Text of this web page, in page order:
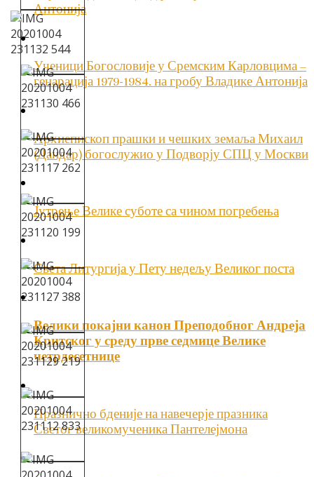
Антонија
Ученици Богословије у Сремским Карловцима –
генарација 1979-1984. на гробу Владике Антонија
Архиепископ прашки и чешких земаља Михаил
(Дандар) богослужио у Подворју СПЦ у Москви
Јутрење Велике суботе са чином погребења
Света Литургија у Пету недељу Великог поста
Велики покајни канон Преподобног Андреја
Критског у среду прве седмице Велике
четрдесетнице
Празнично бденије на навечерје празника
Светог великомученика Пантелејмона